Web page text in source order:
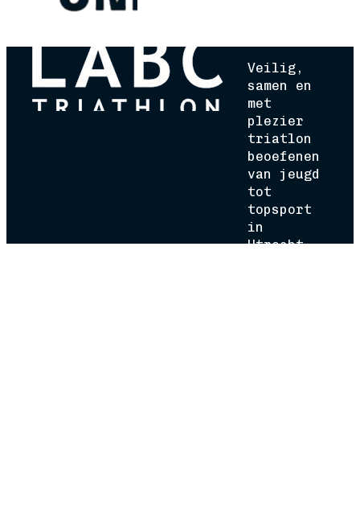
Veilig,
samen en
met
plezier
triatlon
beoefenen
van jeugd
tot
topsport
in
Utrecht.